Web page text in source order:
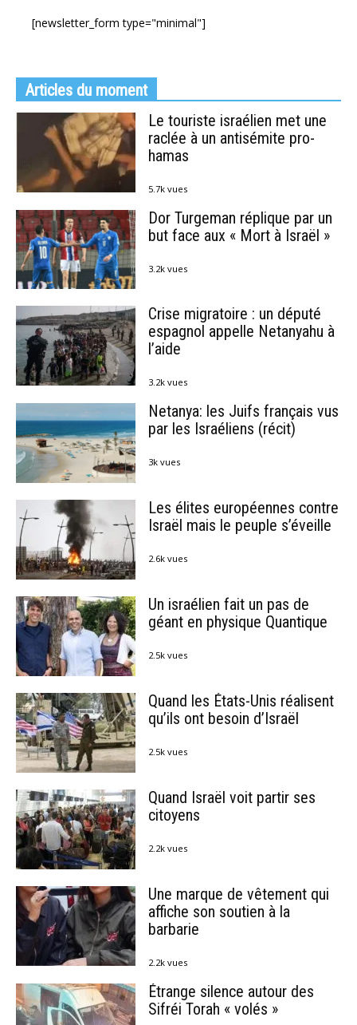
[newsletter_form type="minimal"]
Articles du moment
Le touriste israélien met une
raclée à un antisémite pro-
hamas
5.7k vues
Dor Turgeman réplique par un
but face aux « Mort à Israël »
3.2k vues
Crise migratoire : un député
espagnol appelle Netanyahu à
l’aide
3.2k vues
Netanya: les Juifs français vus
par les Israéliens (récit)
3k vues
Les élites européennes contre
Israël mais le peuple s’éveille
2.6k vues
Un israélien fait un pas de
géant en physique Quantique
2.5k vues
Quand les États-Unis réalisent
qu’ils ont besoin d’Israël
2.5k vues
Quand Israël voit partir ses
citoyens
2.2k vues
Une marque de vêtement qui
affiche son soutien à la
barbarie
2.2k vues
Étrange silence autour des
Sifréi Torah « volés »